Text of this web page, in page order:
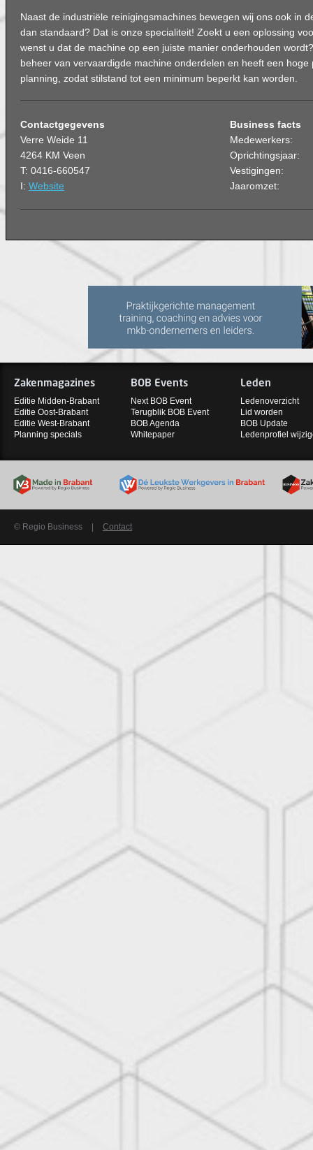
Naast de industriële reinigingsmachines bewegen wij ons ook in
dan standaard? Dat is onze specialiteit! Zoekt u een oplossing
wenst u dat de machine op een juiste manier onderhouden
beheer van vervaardigde machine onderdelen en heeft een
planning, zodat stilstand tot een minimum beperkt kan worden.
Contactgegevens
Verre Weide 11
4264 KM Veen
T: 0416-660547
I: Website
Business facts
Medewerkers:
Oprichtingsjaar:
Vestigingen:
Jaaromzet:
Zakenmagazines
Editie Midden-Brabant
Editie Oost-Brabant
Editie West-Brabant
Planning specials
BOB Events
Next BOB Event
Terugblik BOB Event
BOB Agenda
Whitepaper
Leden
Ledenoverzicht
Lid worden
BOB Update
Ledenprofiel
© Regio Business | Contact